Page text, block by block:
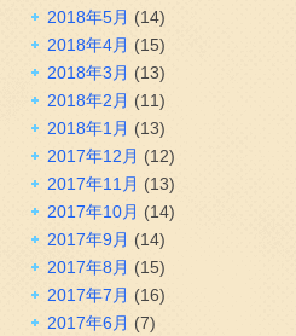
2018年5月 (14)
2018年4月 (15)
2018年3月 (13)
2018年2月 (11)
2018年1月 (13)
2017年12月 (12)
2017年11月 (13)
2017年10月 (14)
2017年9月 (14)
2017年8月 (15)
2017年7月 (16)
2017年6月 (7)